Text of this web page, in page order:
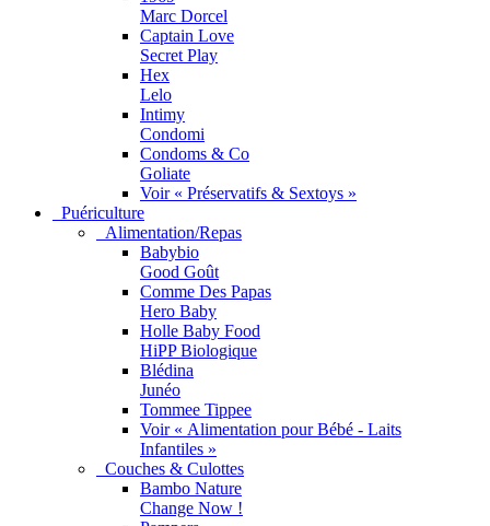
Marc Dorcel
Captain Love
Secret Play
Hex
Lelo
Intimy
Condomi
Condoms & Co
Goliate
Voir « Préservatifs & Sextoys »
Puériculture
Alimentation/Repas
Babybio
Good Goût
Comme Des Papas
Hero Baby
Holle Baby Food
HiPP Biologique
Blédina
Junéo
Tommee Tippee
Voir « Alimentation pour Bébé - Laits
Infantiles »
Couches & Culottes
Bambo Nature
Change Now !